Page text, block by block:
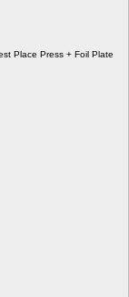
Place Press + Foil Plate